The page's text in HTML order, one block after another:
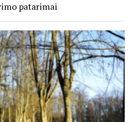
patarimai